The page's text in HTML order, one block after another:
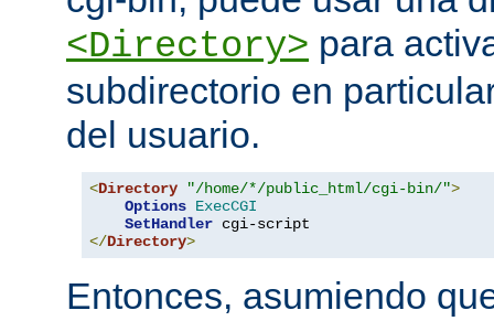
<Directory> para
subdirectorio en
del usuario.
<Directory "/home/*/public_html/cgi-bin/">
Options ExecCGI
SetHandler
</Directory>
Entonces, asumiendo